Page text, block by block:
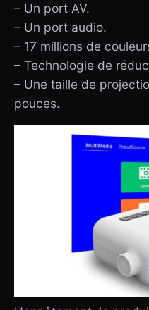
– Un port AV.
– Un port audio.
– 17 millions de
– Technologie de
– Une taille de
pouces.